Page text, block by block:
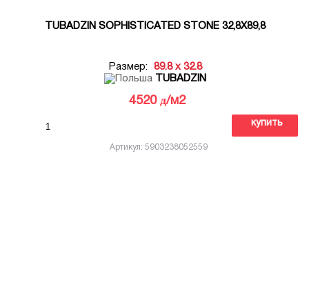
TUBADZIN SOPHISTICATED STONE 32,8X89,8
Размер:
89.8 x 32.8
TUBADZIN
4520 д/м2
купить
Артикул: 5903238052559